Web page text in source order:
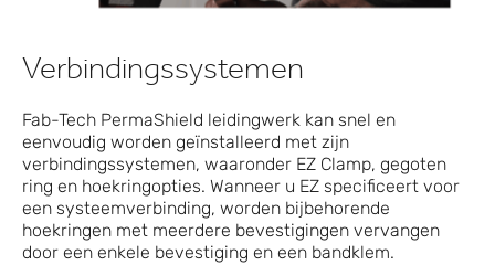
Verbindingssystemen
Fab-Tech PermaShield leidingwerk kan snel en
eenvoudig worden geïnstalleerd met zijn
verbindingssystemen, waaronder EZ Clamp, gegoten
ring en hoekringopties. Wanneer u EZ specificeert voor
een systeemverbinding, worden bijbehorende
hoekringen met meerdere bevestigingen vervangen
door een enkele bevestiging en een bandklem.